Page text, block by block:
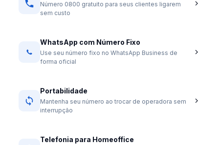
Número 0800 gratuito para seus clientes ligarem
sem custo
WhatsApp com Número Fixo
Use seu número fixo no WhatsApp Business de
forma oficial
Portabilidade
Mantenha seu número ao trocar de operadora sem
interrupção
Telefonia para Homeoffice